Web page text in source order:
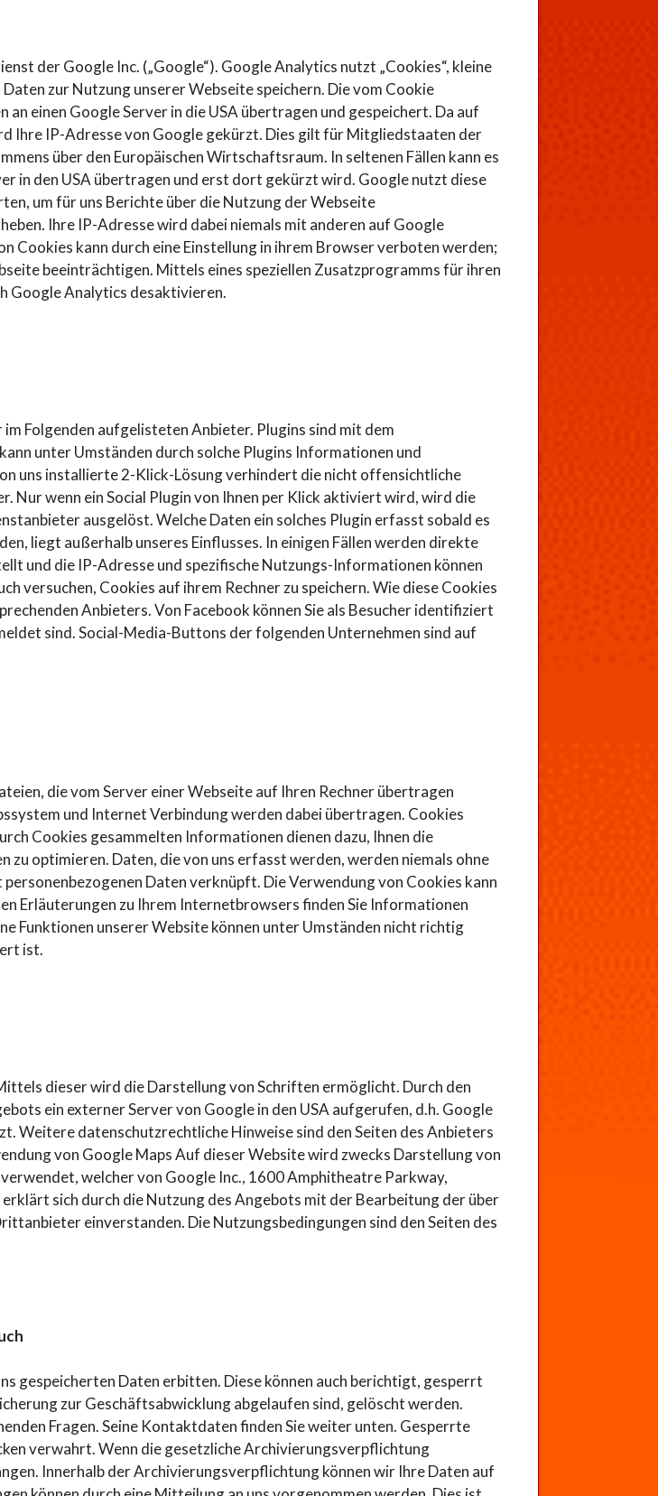
der Google Inc. („Google“). Google Analytics nutzt „Cookies“, kleine
zur Nutzung unserer Webseite speichern. Die vom Cookie
einen Google Server in die USA übertragen und gespeichert. Da auf
Ihre IP-Adresse von Google gekürzt. Dies gilt für Mitgliedstaaten der
über den Europäischen Wirtschaftsraum. In seltenen Fällen kann es
in den USA übertragen und erst dort gekürzt wird. Google nutzt diese
um für uns Berichte über die Nutzung der Webseite
Ihre IP-Adresse wird dabei niemals mit anderen auf Google
Cookies kann durch eine Einstellung in ihrem Browser verboten werden;
beeinträchtigen. Mittels eines speziellen Zusatzprogramms für ihren
Google Analytics desaktivieren.
Folgenden aufgelisteten Anbieter. Plugins sind mit dem
unter Umständen durch solche Plugins Informationen und
uns installierte 2-Klick-Lösung verhindert die nicht offensichtliche
Nur wenn ein Social Plugin von Ihnen per Klick aktiviert wird, wird die
ausgelöst. Welche Daten ein solches Plugin erfasst sobald es
liegt außerhalb unseres Einflusses. In einigen Fällen werden direkte
und die IP-Adresse und spezifische Nutzungs-Informationen können
versuchen, Cookies auf ihrem Rechner zu speichern. Wie diese Cookies
Anbieters. Von Facebook können Sie als Besucher identifiziert
sind. Social-Media-Buttons der folgenden Unternehmen sind auf
die vom Server einer Webseite auf Ihren Rechner übertragen
und Internet Verbindung werden dabei übertragen. Cookies
Cookies gesammelten Informationen dienen dazu, Ihnen die
optimieren. Daten, die von uns erfasst werden, werden niemals ohne
Daten verknüpft. Die Verwendung von Cookies kann
Erläuterungen zu Ihrem Internetbrowsers finden Sie Informationen
Funktionen unserer Website können unter Umständen nicht richtig
ist.
dieser wird die Darstellung von Schriften ermöglicht. Durch den
ein externer Server von Google in den USA aufgerufen, d.h. Google
Weitere datenschutzrechtliche Hinweise sind den Seiten des Anbieters
von Google Maps Auf dieser Website wird zwecks Darstellung von
welcher von Google Inc., 1600 Amphitheatre Parkway,
sich durch die Nutzung des Angebots mit der Bearbeitung der über
einverstanden. Die Nutzungsbedingungen sind den Seiten des
gespeicherten Daten erbitten. Diese können auch berichtigt, gesperrt
zur Geschäftsabwicklung abgelaufen sind, gelöscht werden.
Fragen. Seine Kontaktdaten finden Sie weiter unten. Gesperrte
verwahrt. Wenn die gesetzliche Archivierungsverpflichtung
Innerhalb der Archivierungsverpflichtung können wir Ihre Daten auf